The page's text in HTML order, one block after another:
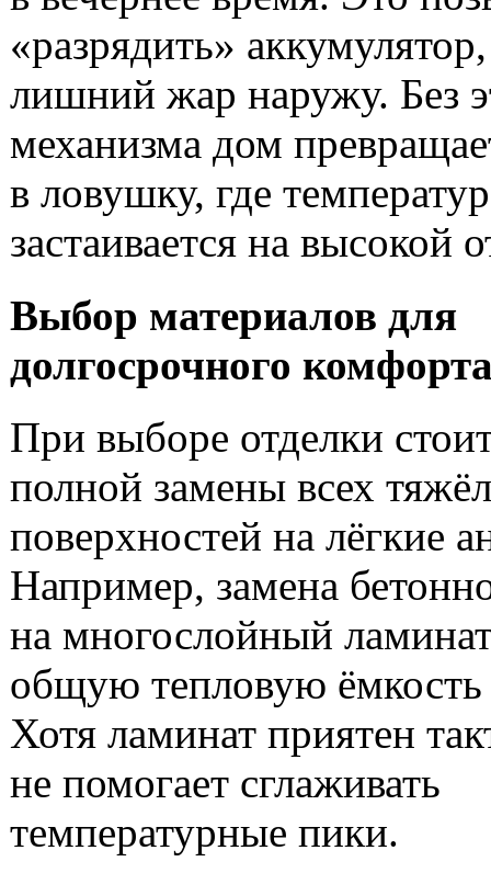
«разрядить»
лишний жар наружу. Без
механизма дом
в ловушку, где
застаивается на высокой
Выбор материалов для
долгосрочного
При выборе отделки
полной замены всех
поверхностей на лёгкие
Например, замена
на многослойный
общую тепловую
Хотя ламинат приятен
не помогает сглаживать
температурные пики.